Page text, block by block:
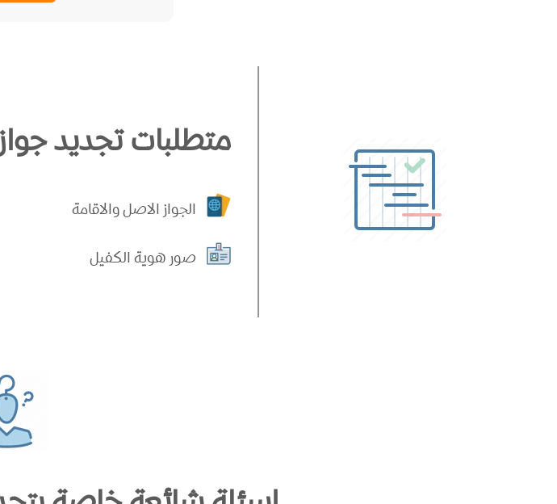
متطلبات تجديد
الجواز الاصل والاقامة
صور هوية الكفيل